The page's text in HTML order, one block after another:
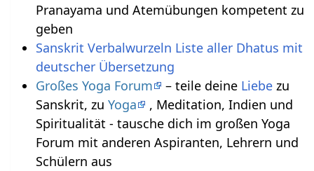
Pranayama und Atemübungen kompetent zu
geben
Sanskrit Verbalwurzeln Liste aller Dhatus mit
deutscher Übersetzung
Großes Yoga Forum
– teile deine Liebezu
Sanskrit, zu Yoga
, Meditation, Indien und
Spiritualität - tausche dich im großen Yoga
Forum mit anderen Aspiranten, Lehrern und
Schülern aus